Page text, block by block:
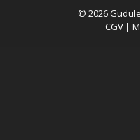
© 2026
CGV |